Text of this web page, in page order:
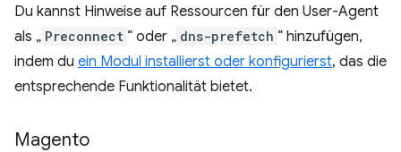
Du kannst Hinweise auf Ressourcen für den User-Agent
als „ Preconnect “ oder „ dns-prefetch “ hinzufügen,
indem du ein Modul installierst oder konfigurierst, das die
entsprechende Funktionalität bietet.
Magento